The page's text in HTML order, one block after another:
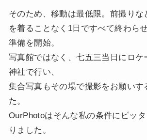
そのため、移動は最低限。前撮りな
を着ることなく1日ですべて終わら
準備を開始。
写真館ではなく、七五三当日にロケ
神社で行い、
集合写真もその場で撮影をお願いす
た。
OurPhotoはそんな私の条件にピッ
りました。